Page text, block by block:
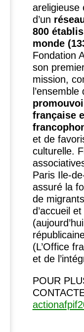
d’un
800
monde
Fondation
son
mission,
française
et de
culturelle.
Paris Ile-
assuré la
de
d’accueil
(L’Office
et de
POUR